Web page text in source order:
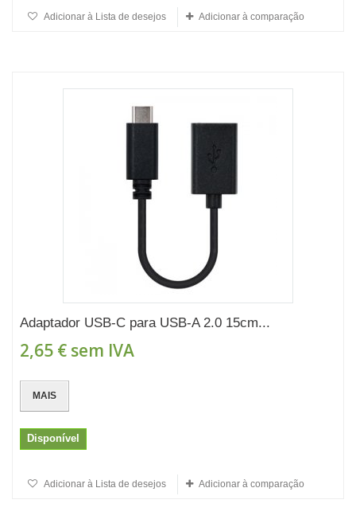
Adicionar à Lista de desejos Adicionar à comparação
Adaptador USB-C para USB-A 2.0 15cm...
2,65 € sem IVA
MAIS
Disponível
Adicionar à Lista de desejos Adicionar à comparação